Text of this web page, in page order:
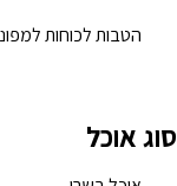
הטבות לכוחות
סוג אוכל